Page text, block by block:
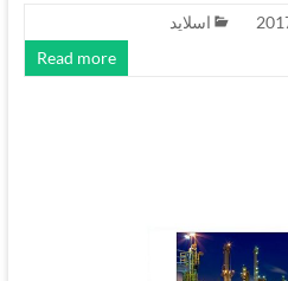
اسلاید
Read more